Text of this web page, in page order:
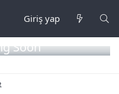
Giriş yap
Soon